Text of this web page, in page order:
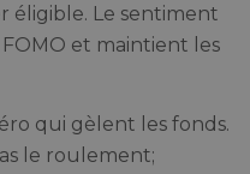
éligible. Le sentiment
et maintient les
qui gèlent les fonds.
le roulement;